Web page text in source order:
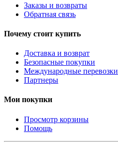
Заказы и возвраты
Обратная связь
Почему стоит купить
Доставка и возврат
Безопасные покупки
Международные перевозки
Партнеры
Мои покупки
Просмотр корзины
Помощь